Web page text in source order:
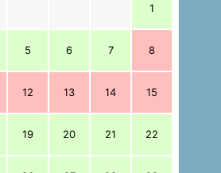
1
5 6 7 8
12 13 14 15
19 20 21 22